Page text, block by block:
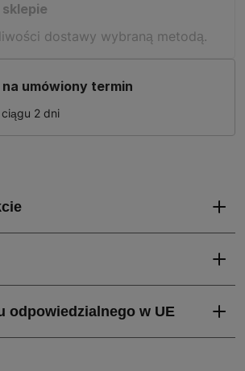
dostawy wybraną metodą.
umówiony termin
2 dni